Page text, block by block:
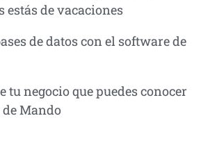
de vacaciones
de datos con el software de
tu negocio que puedes conocer
Mando